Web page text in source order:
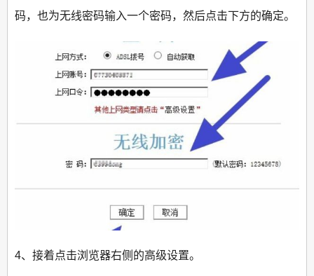
码，也为无线密码输入一个密码，然后点击下方的确定。
4、接着点击浏览器右侧的高级设置。